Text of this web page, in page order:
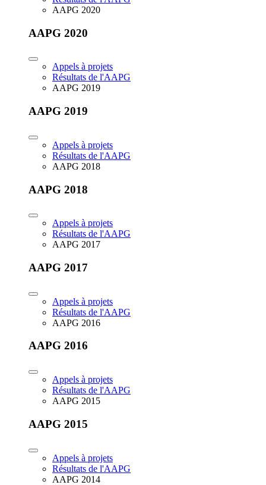
AAPG 2020
AAPG 2020
Appels à projets
Résultats de l'AAPG
AAPG 2019
AAPG 2019
Appels à projets
Résultats de l'AAPG
AAPG 2018
AAPG 2018
Appels à projets
Résultats de l'AAPG
AAPG 2017
AAPG 2017
Appels à projets
Résultats de l'AAPG
AAPG 2016
AAPG 2016
Appels à projets
Résultats de l'AAPG
AAPG 2015
AAPG 2015
Appels à projets
Résultats de l'AAPG
AAPG 2014